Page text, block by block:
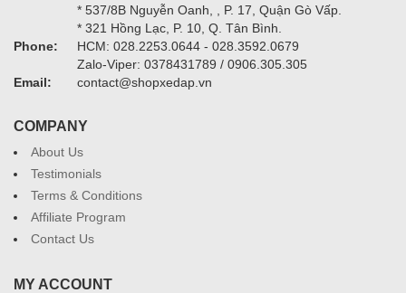
* 537/8B Nguyễn Oanh, , P. 17, Quận Gò Vấp.
* 321 Hồng Lạc, P. 10, Q. Tân Bình.
Phone:
HCM: 028.2253.0644 - 028.3592.0679
Zalo-Viper: 0378431789 / 0906.305.305
Email:
contact@shopxedap.vn
COMPANY
About Us
Testimonials
Terms & Conditions
Affiliate Program
Contact Us
MY ACCOUNT